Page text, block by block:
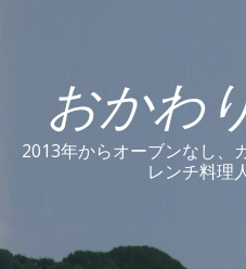
おかわ
2013年からオーブンなし、
レンチ料理